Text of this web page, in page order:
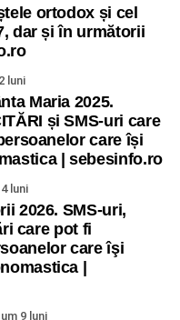
ortodox și cel
dar și în următorii
luni
Maria 2025.
și SMS-uri care
care își
| sebesinfo.ro
luni
2026. SMS-uri,
care pot fi
care îşi
|
9 luni